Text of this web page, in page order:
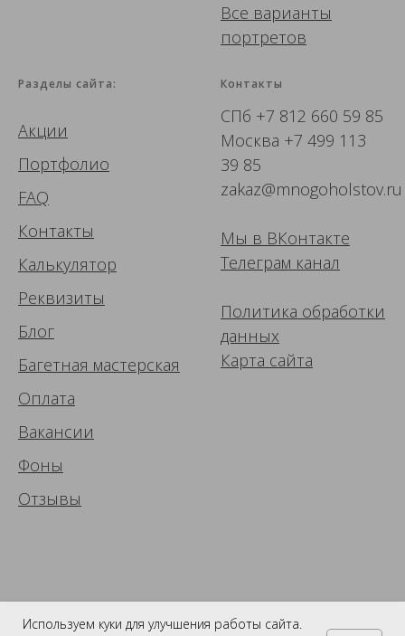
Используем куки для улучшения работы сайта.
Все варианты
портретов
Разделы сайта:
Акции
Портфолио
FAQ
Контакты
Калькулятор
Реквизиты
Блог
Багетная мастерская
Оплата
Вакансии
Фоны
Отзывы
Контакты
СПб +7 812 660 59 85
Москва +7 499 113
39 85
zakaz@mnogoholstov.ru
Мы в ВКонтакте
Телеграм канал
Политика обработки
данных
Карта сайта